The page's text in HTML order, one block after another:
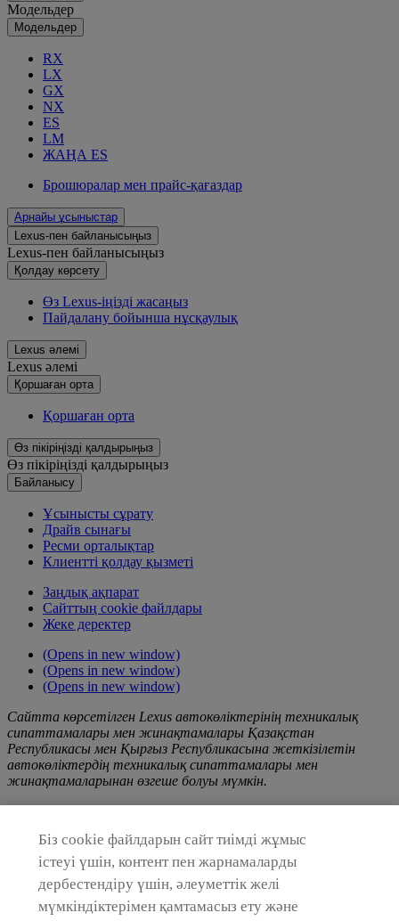
Модельдер
Модельдер
RX
LX
GX
NX
ES
LM
ЖАҢА ES
Брошюралар мен прайс-қағаздар
Арнайы ұсыныстар
Lexus-пен байланысыңыз
Lexus-пен байланысыңыз
Қолдау көрсету
Өз Lexus-іңізді жасаңыз
Пайдалану бойынша нұсқаулық
Lexus әлемі
Lexus әлемі
Қoршаған орта
Қoршаған орта
Өз пікіріңізді қалдырыңыз
Өз пікіріңізді қалдырыңыз
Байланысу
Ұсынысты сұрату
Драйв сынағы
Ресми орталықтар
Клиентті қолдау қызметі
Заңдық ақпарат
Сайттың cookie файлдары
Жеке деректер
(Opens in new window)
(Opens in new window)
(Opens in new window)
Сайтта көрсетілген Lexus автокөліктерінің техникалық
сипаттамалары мен жинақтамалары Қазақстан
Республикасы мен Қырғыз Республикасына жеткізілетін
автокөліктердің техникалық сипаттамалары мен
жинақтамаларынан өзгеше болуы мүмкін.
мен науқандары туралы кез келген ақпарат тек ақпараттық
сипатта берілген және жария оферта емес. Тауарларды
сатып алу, қызметтерді көрсету және жұмыстарды
орындау бойынша түбегейлі коммерциялық, қаржылық және
өзге де шарттар жөніндегі ақпаратты Қазақстан
Біз cookie файлдарын сайт тиімді жұмыс
істеуі үшін, контент пен жарнамаларды
дербестендіру үшін, әлеуметтік желі
мүмкіндіктерімен қамтамасыз ету және